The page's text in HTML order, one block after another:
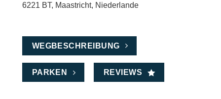
6221 BT, Maastricht, Niederlande
WEGBESCHREIBUNG
PARKEN REVIEWS